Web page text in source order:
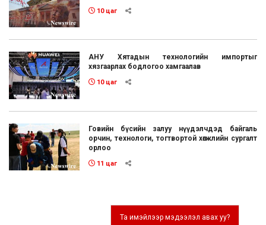
10 цаг
АНУ Хятадын технологийн импортыг
хязгаарлах бодлогоо хамгаалав
10 цаг
Говийн бүсийн залуу нүүдэлчдэд байгаль
орчин, технологи, тогтвортой хөгжлийн сургалт
орлоо
11 цаг
Та имэйлээр мэдээлэл авах уу?